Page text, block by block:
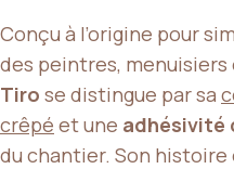
Conçu à l’origine pour
des peintres,
Tiro se distingue par sa
crêpé et une adhésivité
du chantier. Son